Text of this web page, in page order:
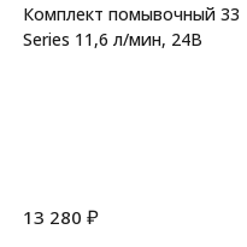
Комплект помывочный 33
Series 11,6 л/мин, 24В
13 280 ₽